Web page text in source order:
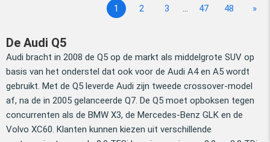
1 2 3 ... 47 48 »
De Audi Q5
Audi bracht in 2008 de Q5 op de markt als middelgrote SUV op
basis van het onderstel dat ook voor de Audi A4 en A5 wordt
gebruikt. Met de Q5 leverde Audi zijn tweede crossover-model
af, na de in 2005 gelanceerde Q7. De Q5 moet opboksen tegen
concurrenten als de BMW X3, de Mercedes-Benz GLK en de
Volvo XC60. Klanten kunnen kiezen uit verschillende